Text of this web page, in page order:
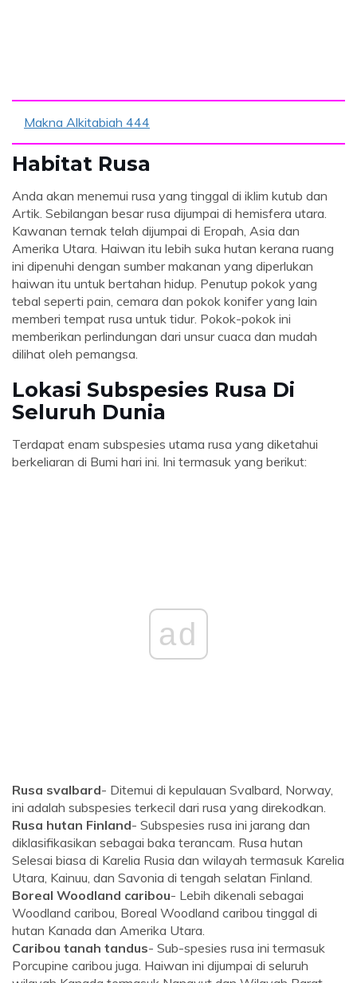
Makna Alkitabiah 444
Habitat Rusa
Anda akan menemui rusa yang tinggal di iklim kutub dan
Artik. Sebilangan besar rusa dijumpai di hemisfera utara.
Kawanan ternak telah dijumpai di Eropah, Asia dan
Amerika Utara. Haiwan itu lebih suka hutan kerana ruang
ini dipenuhi dengan sumber makanan yang diperlukan
haiwan itu untuk bertahan hidup. Penutup pokok yang
tebal seperti pain, cemara dan pokok konifer yang lain
memberi tempat rusa untuk tidur. Pokok-pokok ini
memberikan perlindungan dari unsur cuaca dan mudah
dilihat oleh pemangsa.
Lokasi Subspesies Rusa Di
Seluruh Dunia
Terdapat enam subspesies utama rusa yang diketahui
berkeliaran di Bumi hari ini. Ini termasuk yang berikut:
ad
Rusa svalbard- Ditemui di kepulauan Svalbard, Norway,
ini adalah subspesies terkecil dari rusa yang direkodkan.
Rusa hutan Finland- Subspesies rusa ini jarang dan
diklasifikasikan sebagai baka terancam. Rusa hutan
Selesai biasa di Karelia Rusia dan wilayah termasuk Karelia
Utara, Kainuu, dan Savonia di tengah selatan Finland.
Boreal Woodland caribou- Lebih dikenali sebagai
Woodland caribou, Boreal Woodland caribou tinggal di
hutan Kanada dan Amerika Utara.
Caribou tanah tandus- Sub-spesies rusa ini termasuk
Porcupine caribou juga. Haiwan ini dijumpai di seluruh